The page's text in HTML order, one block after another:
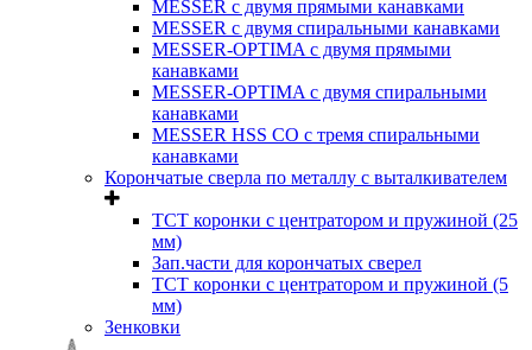
MESSER с двумя прямыми канавками
MESSER с двумя спиральными канавками
MESSER-OPTIMA с двумя прямыми
канавками
MESSER-OPTIMA с двумя спиральными
канавками
MESSER HSS CО с тремя спиральными
канавками
Корончатые сверла по металлу c выталкивателем
ТСТ коронки с центратором и пружиной (25
мм)
Зап.части для корончатых сверел
ТСТ коронки с центратором и пружиной (5
мм)
Зенковки